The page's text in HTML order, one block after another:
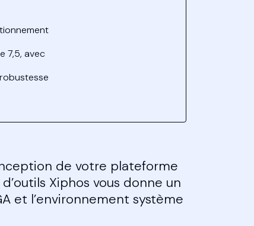
7,5, avec
de votre plateforme
Xiphos vous donne un
et l’environnement système